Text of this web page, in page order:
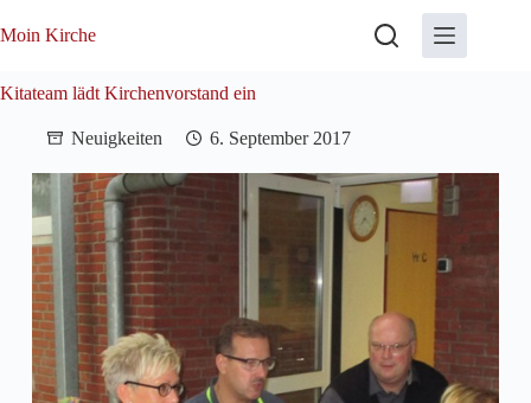
Inhalt
Moin Kirche
Kitateam lädt Kirchenvorstand ein
Neuigkeiten 6. September 2017